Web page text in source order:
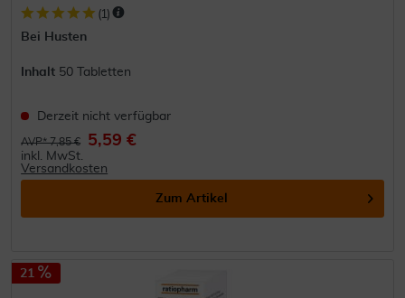
(1 )
Bei Husten
Inhalt 50 Tabletten
Derzeit nicht verfügbar
AVP* 7,85 € 5,59 €
inkl. MwSt.
Versandkosten
Zum Artikel
21